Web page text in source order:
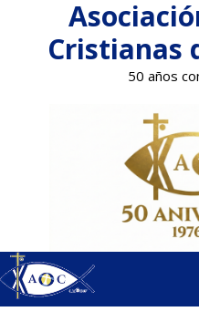
contenidoCristianas
50 años